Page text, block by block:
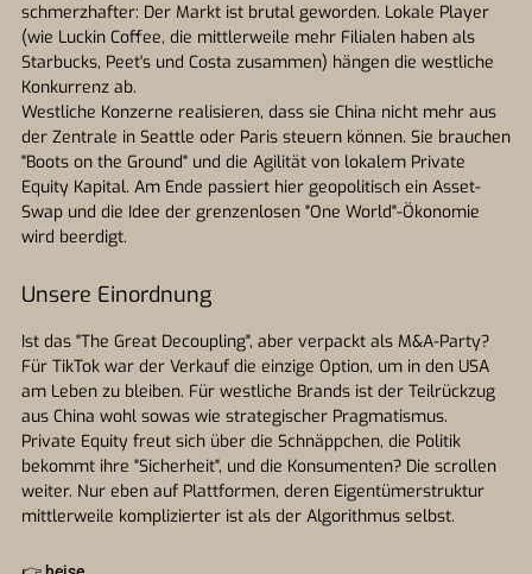
schmerzhafter: Der Markt ist brutal geworden. Lokale Player
(wie Luckin Coffee, die mittlerweile mehr Filialen haben als
Starbucks, Peet's und Costa zusammen) hängen die westliche
Konkurrenz ab.
Westliche Konzerne realisieren, dass sie China nicht mehr aus
der Zentrale in Seattle oder Paris steuern können. Sie brauchen
"Boots on the Ground" und die Agilität von lokalem Private
Equity Kapital. Am Ende passiert hier geopolitisch ein Asset-
Swap und die Idee der grenzenlosen "One World"-Ökonomie
wird beerdigt.
Unsere Einordnung
Ist das "The Great Decoupling", aber verpackt als M&A-Party?
Für TikTok war der Verkauf die einzige Option, um in den USA
am Leben zu bleiben. Für westliche Brands ist der Teilrückzug
aus China wohl sowas wie strategischer Pragmatismus.
Private Equity freut sich über die Schnäppchen, die Politik
bekommt ihre "Sicherheit", und die Konsumenten? Die scrollen
weiter. Nur eben auf Plattformen, deren Eigentümerstruktur
mittlerweile komplizierter ist als der Algorithmus selbst.